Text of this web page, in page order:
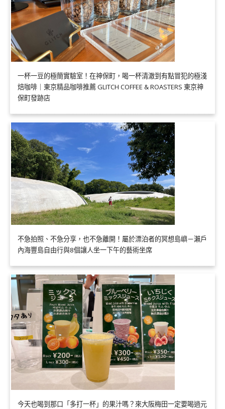
一杯一豆的極簡實驗室！在神保町，喝一杯清澈到有點冒犯的極淺
焙咖啡｜東京精品咖啡推薦 GLITCH COFFEE & ROASTERS 東京神
保町發跡店
不急拍照、不急分享，也不急離開！屬於漂泊者的冥想島嶼－瀨戶
內海豐島自由行與8個讓人坐一下午的藝術坐席
今天也喝到那口「多打一杯」的果汁嗎？來大阪梅田一定要喝過元